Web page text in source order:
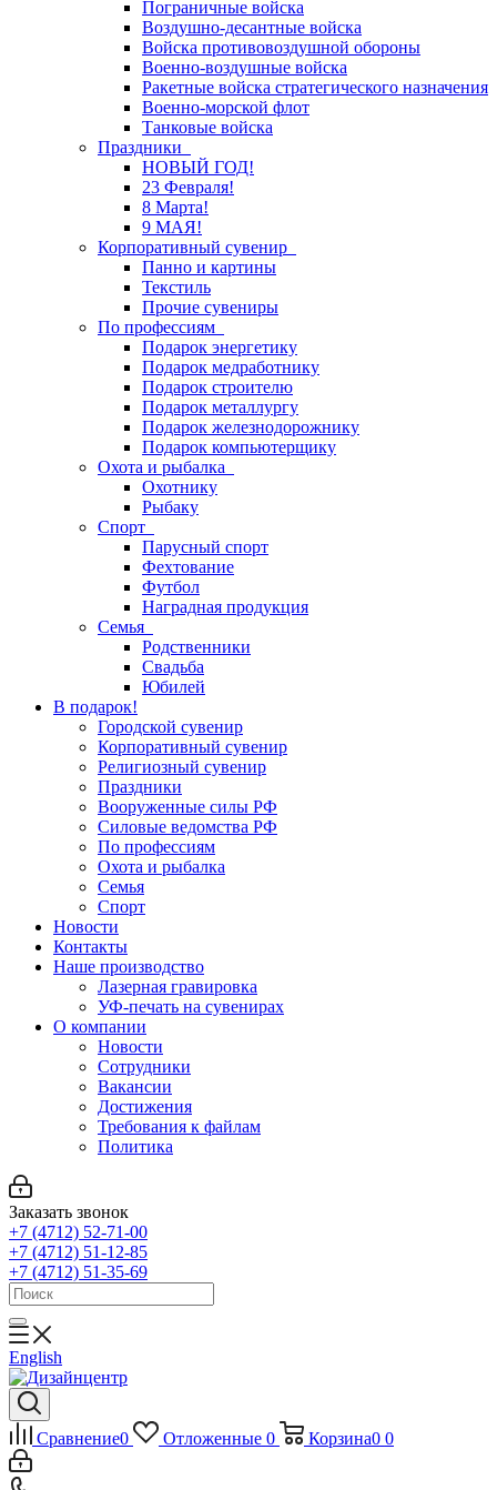
Пограничные войска
Воздушно-десантные войска
Войска противовоздушной обороны
Военно-воздушные войска
Ракетные войска стратегического назначения
Военно-морской флот
Танковые войска
Праздники
НОВЫЙ ГОД!
23 Февраля!
8 Марта!
9 МАЯ!
Корпоративный сувенир
Панно и картины
Текстиль
Прочие сувениры
По профессиям
Подарок энергетику
Подарок медработнику
Подарок строителю
Подарок металлургу
Подарок железнодорожнику
Подарок компьютерщику
Охота и рыбалка
Охотнику
Рыбаку
Спорт
Парусный спорт
Фехтование
Футбол
Наградная продукция
Семья
Родственники
Свадьба
Юбилей
В подарок!
Городской сувенир
Корпоративный сувенир
Религиозный сувенир
Праздники
Вооруженные силы РФ
Силовые ведомства РФ
По профессиям
Охота и рыбалка
Семья
Спорт
Новости
Контакты
Наше производство
Лазерная гравировка
УФ-печать на сувенирах
О компании
Новости
Сотрудники
Вакансии
Достижения
Требования к файлам
Политика
Заказать звонок
+7 (4712) 52-71-00
+7 (4712) 51-12-85
+7 (4712) 51-35-69
English
Сравнение0 Отложенные 0 Корзина0 0